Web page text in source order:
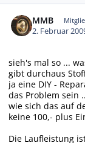
MMB
2. Februar
sieh's mal so ...
gibt durchaus
ja eine DIY -
das Problem sein
wie sich das auf
keine 100,- plus
Die Laufleistung